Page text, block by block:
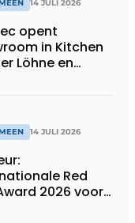
14 JULI 2026
opent
in Kitchen
Löhne en
14 JULI 2026
Red
2026 voor